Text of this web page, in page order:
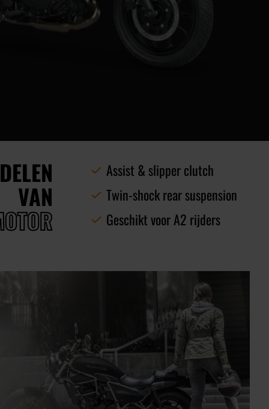
VAN
Assist & slipper clutch
Twin-shock rear suspension
Geschikt voor A2 rijders